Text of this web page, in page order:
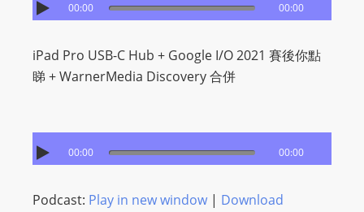
00:00 00:00
iPad Pro USB-C Hub + Google I/O 2021 賽後你點
睇 + WarnerMedia Discovery 合併
00:00 00:00
Podcast: Play in new window| Download